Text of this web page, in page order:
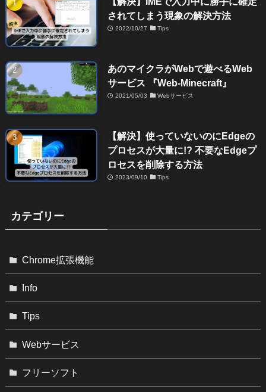
されてしまう現象の解決方法
2022/10/27 Tips
あのマイクラがWebで遊べるWeb
サービス 『Web-Minecraft』
2021/05/03 Webサービス
【解決】使っていないのにEdgeの
プロセスが大量に!? 不要なEdgeプ
ロセスを削除する方法
2023/09/10 Tips
カテゴリー
Chrome拡張機能
Info
Tips
Webサービス
フリーソフト